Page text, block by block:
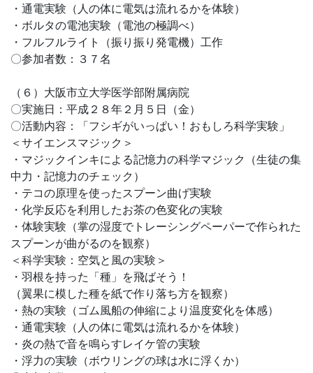
・通電実験（人の体に電気は流れるかを体験）
・ボルタの電池実験（電池の極調べ）
・フルフルライト（振り振り発電機）工作
〇参加者数：３７名
（６）大阪市立大学医学部附属病院
〇実施日：平成２８年２月５日（金）
〇活動内容：「フシギがいっぱい！おもしろ科学実験」
＜サイエンスマジック＞
・マジックインキによる記憶力の科学マジック（生徒の集
中力・記憶力のチェック）
・テコの原理を使ったスプーン曲げ実験
・化学反応を利用したお茶の色変化の実験
・体験実験（掌の湿度でトレーシングペーパーで作られた
スプーンが曲がるのを観察）
＜科学実験：空気と風の実験＞
・羽根を持った「種」を飛ばそう！
（翼果に模した種を紙で作り落ち方を観察）
・熱の実験（ゴム風船の伸縮により温度変化を体感）
・通電実験（人の体に電気は流れるかを体験）
・炎の熱で音を鳴らすレイケ管の実験
・浮力の実験（ボウリングの球は水に浮くか）